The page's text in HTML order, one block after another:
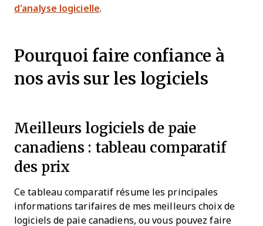
d'analyse logicielle.
Pourquoi faire confiance à
nos avis sur les logiciels
Meilleurs logiciels de paie
canadiens : tableau comparatif
des prix
Ce tableau comparatif résume les principales
informations tarifaires de mes meilleurs choix de
logiciels de paie canadiens, ou vous pouvez faire